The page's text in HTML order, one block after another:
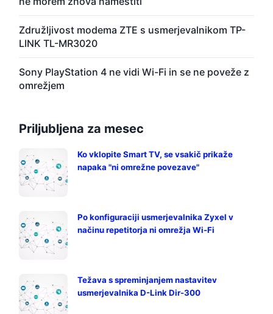
Združljivost modema ZTE s usmerjevalnikom TP-
LINK TL-MR3020
Sony PlayStation 4 ne vidi Wi-Fi in se ne poveže z
omrežjem
Priljubljena za mesec
Ko vklopite Smart TV, se vsakič prikaže
napaka "ni omrežne povezave"
Po konfiguraciji usmerjevalnika Zyxel v
načinu repetitorja ni omrežja Wi-Fi
Težava s spreminjanjem nastavitev
usmerjevalnika D-Link Dir-300